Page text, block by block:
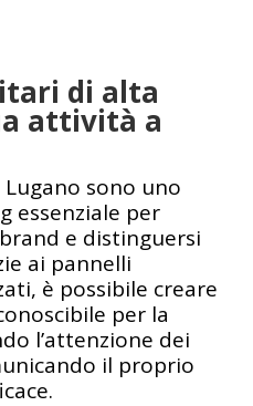
di alta
attività a
sono uno
essenziale per
e distinguersi
ai pannelli
è possibile creare
per la
l’attenzione dei
il proprio